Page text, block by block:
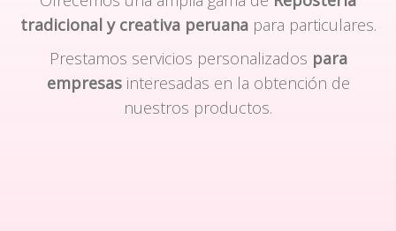
tradicional y creativa peruanapara particulares.
Prestamos servicios personalizados para
empresasinteresadas en la obtención de
nuestros productos.